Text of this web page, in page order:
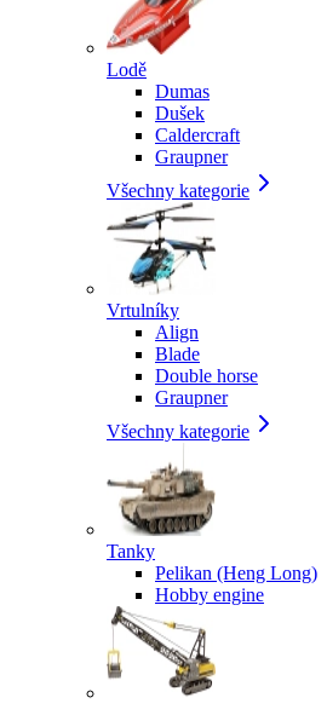
Lodě
Dumas
Dušek
Caldercraft
Graupner
Všechny kategorie
Vrtulníky
Align
Blade
Double horse
Graupner
Všechny kategorie
Tanky
Pelikan (Heng Long)
Hobby engine